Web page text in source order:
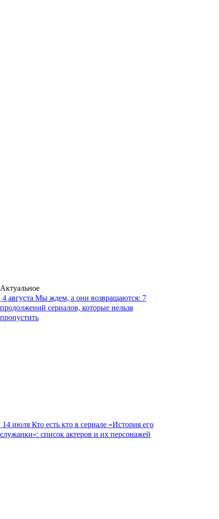
Актуальное
4 августа Мы ждем, а они возвращаются: 7
продолжений сериалов, которые нельзя
пропустить
14 июля Кто есть кто в сериале «История его
служанки»: список актеров и их персонажей